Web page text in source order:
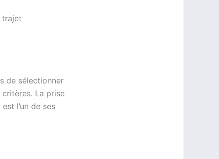
trajet
de sélectionner
La prise
l’un de ses